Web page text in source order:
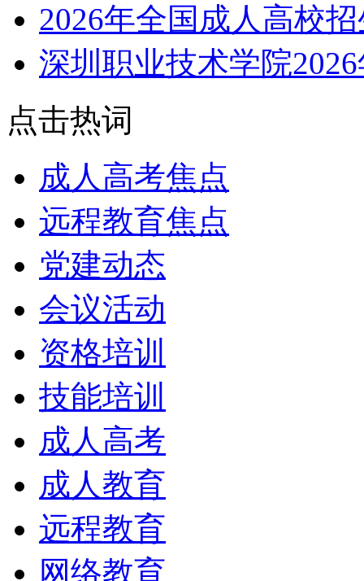
2026年全国成人高校
深圳职业技术学院
点击热词
成人高考焦点
远程教育焦点
党建动态
会议活动
资格培训
技能培训
成人高考
成人教育
远程教育
网络教育